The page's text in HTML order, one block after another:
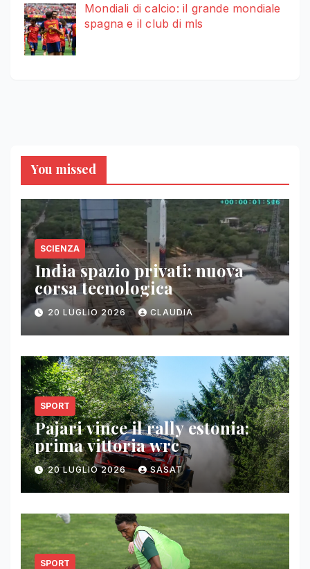
Mondiali di calcio: il grande mondiale
spagna e il club di mls
You missed
SCIENZA
India spazio privati: nuova
corsa tecnologica
20 LUGLIO 2026 CLAUDIA
SPORT
Pajari vince il rally estonia:
prima vittoria wrc
20 LUGLIO 2026 SASAT
SPORT